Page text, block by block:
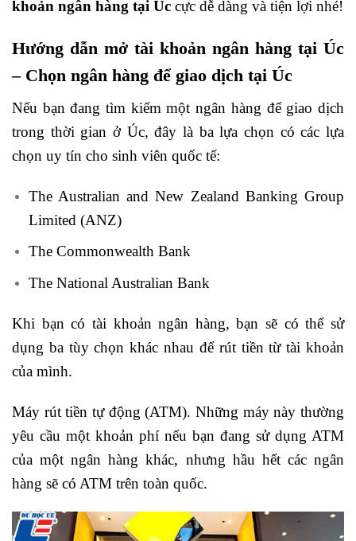
khoản ngân hàng tại Úc cực dễ dàng và tiện lợi nhé!
Hướng dẫn mở tài khoản ngân hàng tại Úc
– Chọn ngân hàng để giao dịch tại Úc
Nếu bạn đang tìm kiếm một ngân hàng để giao dịch
trong thời gian ở Úc, đây là ba lựa chọn có các lựa
chọn uy tín cho sinh viên quốc tế:
The Australian and New Zealand Banking Group
Limited (ANZ)
The Commonwealth Bank
The National Australian Bank
Khi bạn có tài khoản ngân hàng, bạn sẽ có thể sử
dụng ba tùy chọn khác nhau để rút tiền từ tài khoản
của mình.
Máy rút tiền tự động (ATM). Những máy này thường
yêu cầu một khoản phí nếu bạn đang sử dụng ATM
của một ngân hàng khác, nhưng hầu hết các ngân
hàng sẽ có ATM trên toàn quốc.